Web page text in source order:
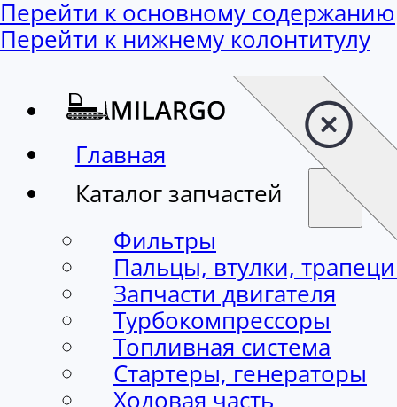
Перейти к основному содержанию
Перейти к нижнему колонтитулу
Главная
Каталог запчастей
Фильтры
Пальцы, втулки,
Запчасти двигателя
Турбокомпрессоры
Топливная система
Стартеры, генераторы
Ходовая часть